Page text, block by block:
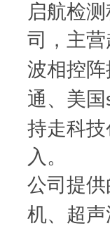
启航检
司，主
波相控
通、美国
持走科
入。
公司提
机、超